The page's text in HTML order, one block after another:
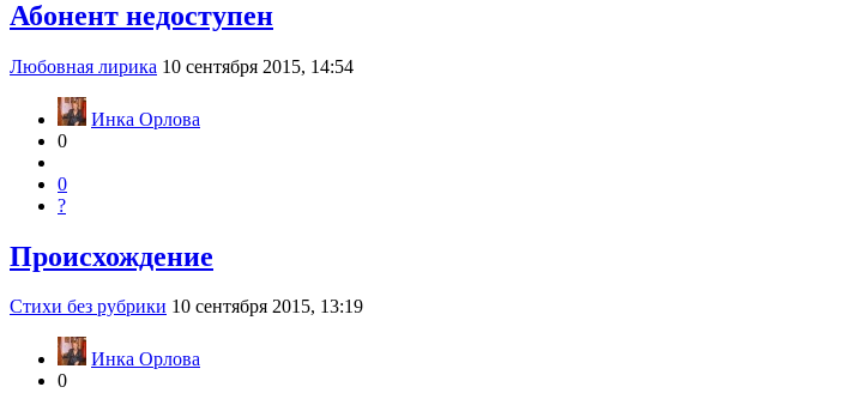
Абонент недоступен
Любовная лирика 10 сентября 2015, 14:54
Инка Орлова
0
0
?
Происхождение
Стихи без рубрики 10 сентября 2015, 13:19
Инка Орлова
0